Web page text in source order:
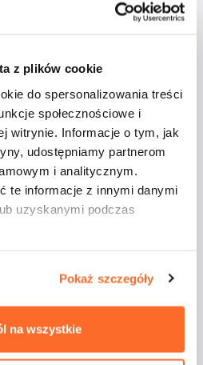
z plików cookie
do spersonalizowania treści
społecznościowe i
witrynie. Informacje o tym, jak
udostępniamy partnerom
i analitycznym.
te informacje z innymi danymi
uzyskanymi podczas
Pokaż szczegóły
na wszystkie